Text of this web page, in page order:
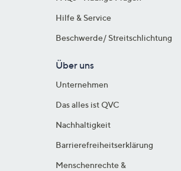
Hilfe & Service
Beschwerde/ Streitschlichtung
Über uns
Unternehmen
Das alles ist QVC
Nachhaltigkeit
Barrierefreiheitserklärung
Menschenrechte &